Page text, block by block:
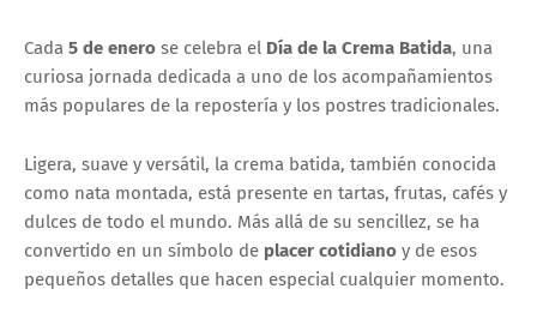
Cada 5 de enero se celebra el Día de la Crema Batida, una
curiosa jornada dedicada a uno de los acompañamientos
más populares de la repostería y los postres tradicionales.
Ligera, suave y versátil, la crema batida, también conocida
como nata montada, está presente en tartas, frutas, cafés y
dulces de todo el mundo. Más allá de su sencillez, se ha
convertido en un símbolo de placer cotidiano y de esos
pequeños detalles que hacen especial cualquier momento.